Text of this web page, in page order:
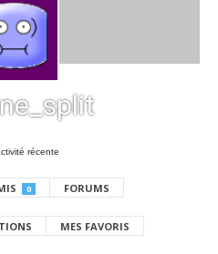
récente
0 FORUMS
MES FAVORIS